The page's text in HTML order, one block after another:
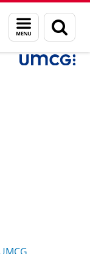
Menu
en
zoeken